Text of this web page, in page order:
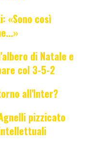
«Sono così
di Natale e
col 3-5-2
all'Inter?
Agnelli pizzicato